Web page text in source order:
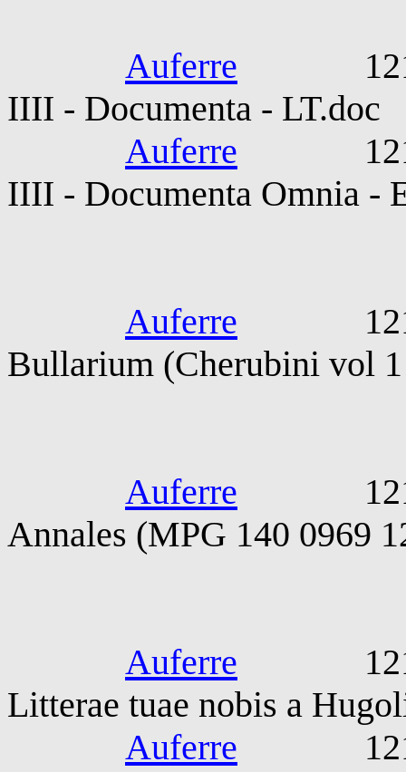
Auferre 1215-
IIII - Documenta - LT.doc
Auferre 1215-
IIII - Documenta Omnia -
Auferre 1216-
Bullarium (Cherubini vol
Auferre 1217-
Annales (MPG 140 0969
Auferre 1218-
Litterae tuae nobis a
Auferre 1218-